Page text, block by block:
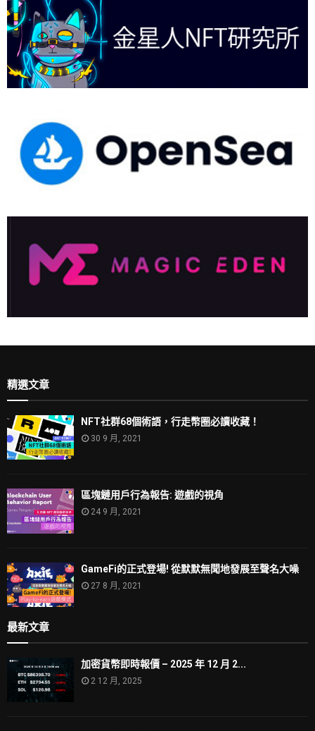
精選文章
NFT社群68個術語，行走幣圈必讀收藏！
30 9 月, 2021
區塊鏈用戶行為報告: 遊戲的視角
24 9 月, 2021
GameFi的正式登場! 從默默無聞地發展至聲名大噪
27 8 月, 2021
最新文章
加密貨幣即時報價 – 2025 年 12 月 2...
2 12 月, 2025